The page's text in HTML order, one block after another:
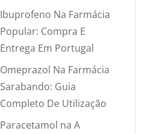
Ibuprofeno Na Farmácia
Popular: Compra E
Entrega Em Portugal
Omeprazol Na Farmácia
Sarabando: Guia
Completo De Utilização
Paracetamol na A